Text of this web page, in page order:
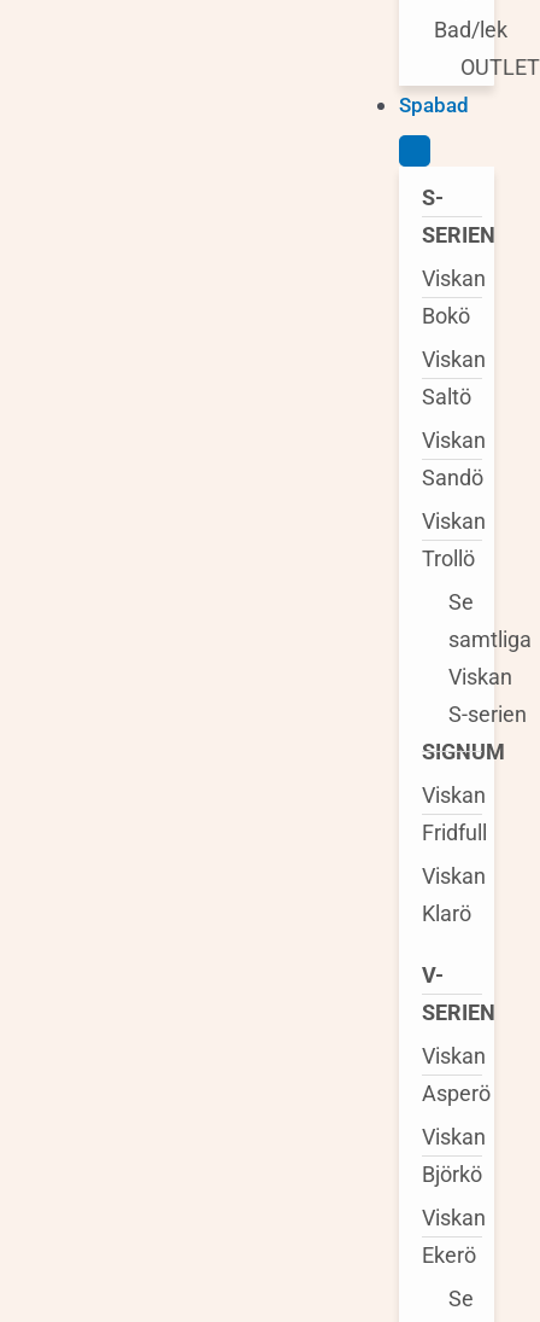
Bad/lek
OUTLET
Spabad
S-
SERIEN
Viskan
Bokö
Viskan
Saltö
Viskan
Sandö
Viskan
Trollö
Se
samtliga
Viskan
S-serien
SIGNUM
Viskan
Fridfull
Viskan
Klarö
V-
SERIEN
Viskan
Asperö
Viskan
Björkö
Viskan
Ekerö
Se